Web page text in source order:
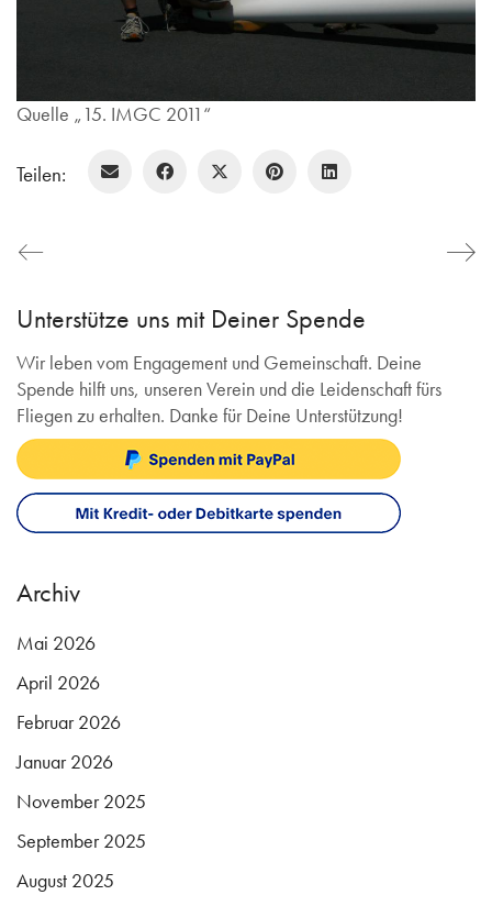
Quelle „15. IMGC 2011“
Teilen:
Unterstütze uns mit Deiner Spende
Wir leben vom Engagement und Gemeinschaft. Deine
Spende hilft uns, unseren Verein und die Leidenschaft fürs
Fliegen zu erhalten. Danke für Deine Unterstützung!
Archiv
Mai 2026
April 2026
Februar 2026
Januar 2026
November 2025
September 2025
August 2025